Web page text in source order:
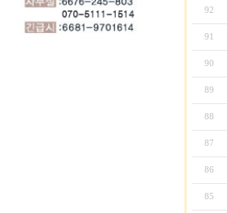
92
91
90
89
88
87
86
85